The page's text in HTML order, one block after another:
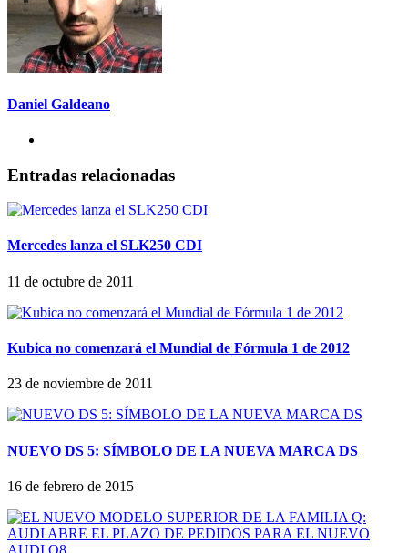
Daniel Galdeano
Entradas relacionadas
Mercedes lanza el SLK250 CDI
11 de octubre de 2011
Kubica no comenzará el Mundial de Fórmula 1 de 2012
23 de noviembre de 2011
NUEVO DS 5: SÍMBOLO DE LA NUEVA MARCA DS
16 de febrero de 2015